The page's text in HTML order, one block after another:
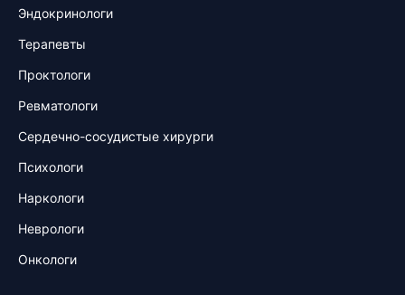
Эндокринологи
Терапевты
Проктологи
Ревматологи
Сердечно-сосудистые хирурги
Психологи
Наркологи
Неврологи
Онкологи